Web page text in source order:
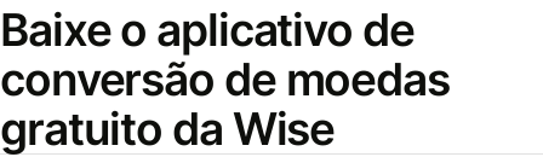
Baixe o aplicativo de
conversão de moedas
gratuito da Wise